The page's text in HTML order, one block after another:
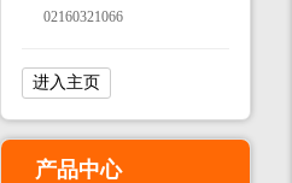
02160321066
进入主页
产品中心